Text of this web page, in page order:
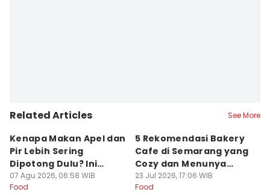
Related Articles See More
Kenapa Makan Apel dan
Pir Lebih Sering
Dipotong Dulu? Ini
Alasannya
07 Agu 2026, 06:58 WIB
Food
5 Rekomendasi Bakery
Cafe di Semarang yang
Cozy dan Menunya
Yummy
23 Jul 2026, 17:06 WIB
Food